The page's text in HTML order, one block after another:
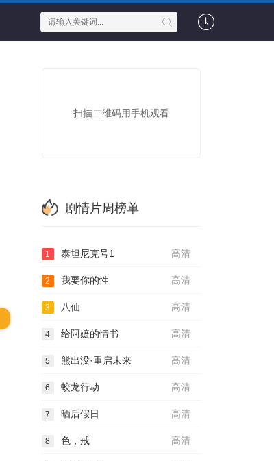
扫描二维码用手机观看
剧情片周榜单
高清
1 泰坦尼克号1
高清
2 我要你的性
高清
3 八仙
高清
4 给阿嬷的情书
高清
5 熊出没·重启未来
高清
6 蛟龙行动
高清
7 晒后假日
高清
8 色，戒